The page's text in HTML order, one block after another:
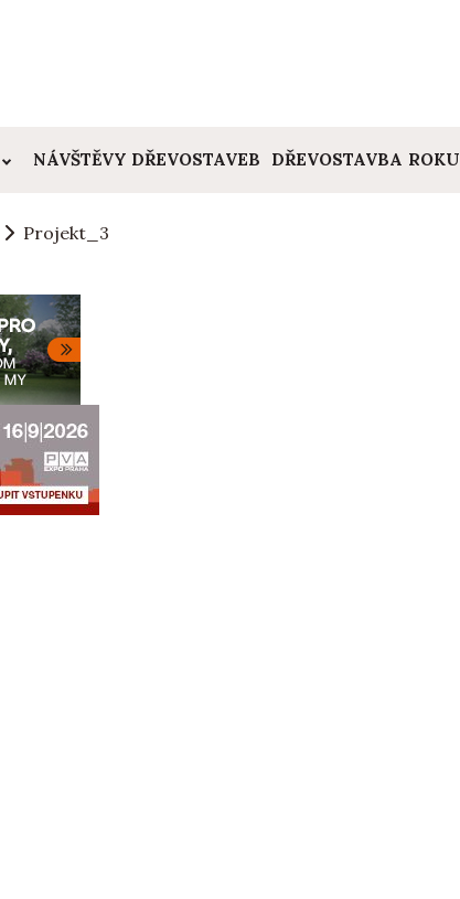
NÁVŠTĚVY DŘEVOSTAVEB DŘEVOSTAVBA ROKU
Projekt_3